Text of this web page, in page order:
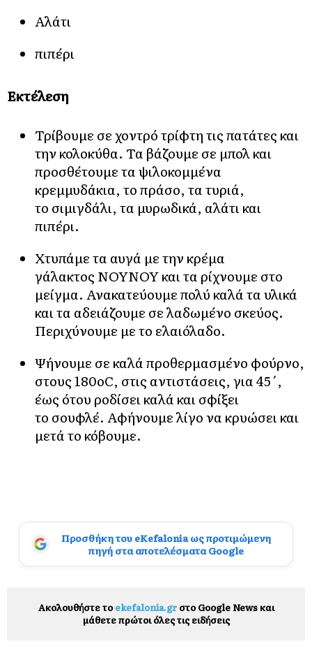
Αλάτι
πιπέρι
Εκτέλεση
Τρίβουμε σε χοντρό τρίφτη τις πατάτες και
την κολοκύθα. Τα βάζουμε σε μπολ και
προσθέτουμε τα ψιλοκομμένα
κρεμμυδάκια, το πράσο, τα τυριά,
το σιμιγδάλι, τα μυρωδικά, αλάτι και
πιπέρι.
Χτυπάμε τα αυγά με την κρέμα
γάλακτος ΝΟΥΝΟΥ και τα ρίχνουμε στο
μείγμα. Ανακατεύουμε πολύ καλά τα υλικά
και τα αδειάζουμε σε λαδωμένο σκεύος.
Περιχύνουμε με το ελαιόλαδο.
Ψήνουμε σε καλά προθερμασμένο φούρνο,
στους 180οC, στις αντιστάσεις, για 45΄,
έως ότου ροδίσει καλά και σφίξει
το σουφλέ. Αφήνουμε λίγο να κρυώσει και
μετά το κόβουμε.
Προσθήκη του eKefalonia ως προτιμώμενη
πηγή στα αποτελέσματα Google
Ακολουθήστε το ekefalonia.grστο Google News και
μάθετε πρώτοι όλες τις ειδήσεις